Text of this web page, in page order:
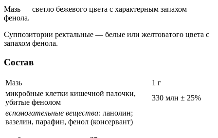
Мазь — светло бежевого цвета с характерным запахом
фенола.
Суппозитории ректальные — белые или желтоватого цвета с
запахом фенола.
Состав
Мазь
1 г
микробные клетки кишечной палочки,
убитые фенолом
330 млн ± 25%
вспомогательные вещества: ланолин;
вазелин, парафин, фенол (консервант)